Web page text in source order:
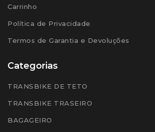
Carrinho
Política de Privacidade
Termos de Garantia e Devoluções
Categorias
TRANSBIKE DE TETO
TRANSBIKE TRASEIRO
BAGAGEIRO